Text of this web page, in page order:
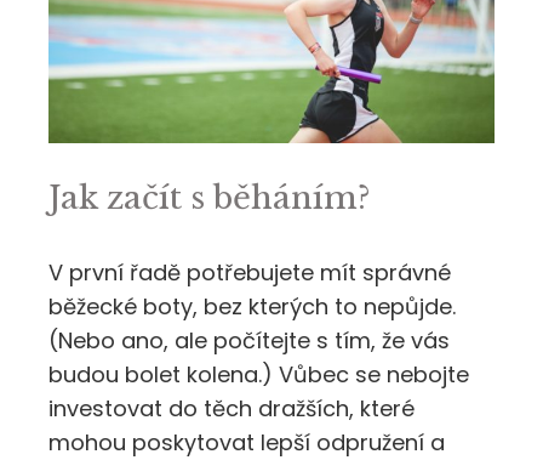
Jak začít s běháním?
V první řadě potřebujete mít správné
běžecké boty, bez kterých to nepůjde.
(Nebo ano, ale počítejte s tím, že vás
budou bolet kolena.) Vůbec se nebojte
investovat do těch dražších, které
mohou poskytovat lepší odpružení a